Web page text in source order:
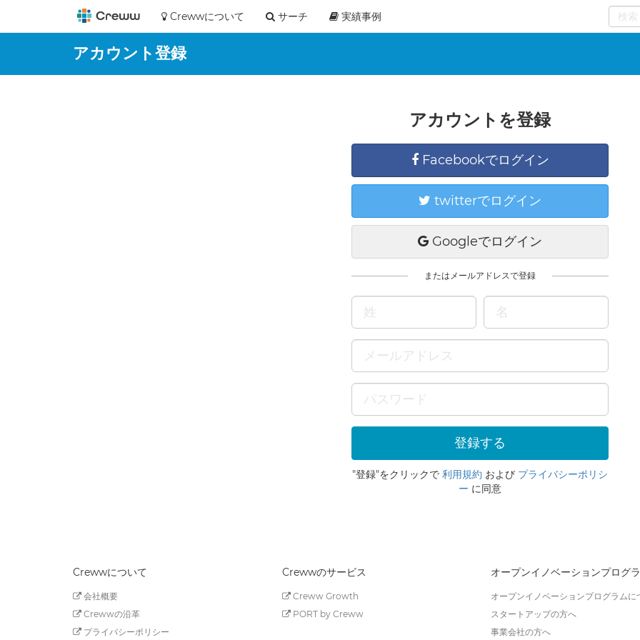
Crewwについて サーチ 実績事例
0
アカウント登録
アカウントを登録
Facebookでログイン
twitterでログイン
Googleでログイン
またはメールアドレスで登録
"登録"をクリックで 利用規約 および プライバシーポリシ
ー に同意
Crewwについて
会社概要
Crewwの沿革
プライバシーポリシー
Crewwのサービス
Creww Growth
PORT by Creww
オープンイノベーションプログ
オープンイノベーションプログラムに
スタートアップの方へ
事業会社の方へ